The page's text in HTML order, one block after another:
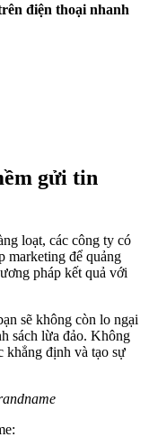
điện thoại nhanh
gửi tin
loạt, các công ty có
marketing để quảng
pháp kết quả với
sẽ không còn lo ngại
sách lừa đảo. Không
khẳng định và tạo sự